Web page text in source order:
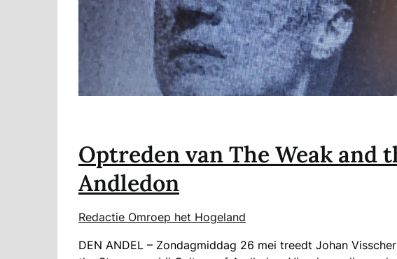
Optreden van The Weak and
Andledon
Redactie Omroep het Hogeland
DEN ANDEL – Zondagmiddag 26 mei treedt Johan